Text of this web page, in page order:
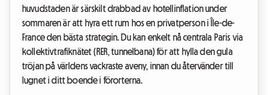
huvudstaden är särskilt drabbad av hotellinflation under
sommaren är att hyra ett rum hos en privatperson i Île-de-
France den bästa strategin. Du kan enkelt nå centrala Paris via
kollektivtrafiknätet (RER, tunnelbana) för att hylla den gula
tröjan på världens vackraste aveny, innan du återvänder till
lugnet i ditt boende i förorterna.